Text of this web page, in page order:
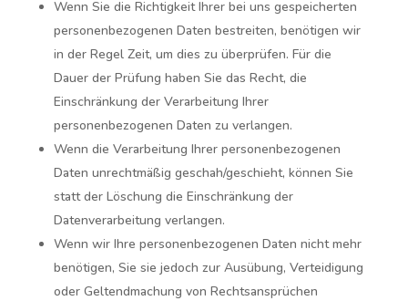
Wenn Sie die Richtigkeit Ihrer bei uns gespeicherten
personenbezogenen Daten bestreiten, benötigen wir
in der Regel Zeit, um dies zu überprüfen. Für die
Dauer der Prüfung haben Sie das Recht, die
Einschränkung der Verarbeitung Ihrer
personenbezogenen Daten zu verlangen.
Wenn die Verarbeitung Ihrer personenbezogenen
Daten unrechtmäßig geschah/geschieht, können Sie
statt der Löschung die Einschränkung der
Datenverarbeitung verlangen.
Wenn wir Ihre personenbezogenen Daten nicht mehr
benötigen, Sie sie jedoch zur Ausübung, Verteidigung
oder Geltendmachung von Rechtsansprüchen